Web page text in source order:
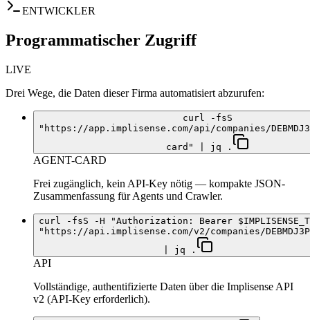
ENTWICKLER
Programmatischer Zugriff
LIVE
Drei Wege, die Daten dieser Firma automatisiert abzurufen:
curl -fsS
"https://app.implisense.com/api/companies/
card" | jq .
AGENT-CARD
Frei zugänglich, kein API-Key nötig — kompakte JSON-
Zusammenfassung für Agents und Crawler.
curl -fsS -H "Authorization: Bearer
"https://api.implisense.com/v2/companies/
| jq .
API
Vollständige, authentifizierte Daten über die Implisense API
v2 (API-Key erforderlich).